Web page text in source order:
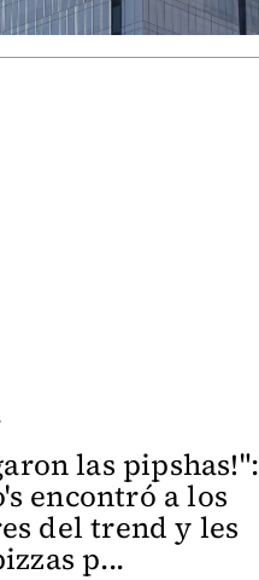
las pipshas!":
encontró a los
del trend y les
p...